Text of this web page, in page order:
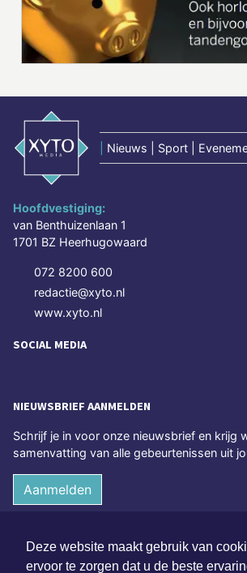
Deze website maakt gebruik van
ervoor te zorgen dat u de beste
Nieuws | Sport |
Hoofdvestiging:
van Benthuizenlaan 1
1701 BZ Heerhugowaard
072 8200 600
redactie@xyto.nl
www.xyto.nl
SOCIAL MEDIA
NIEUWSBRIEF AANMELDEN
Schrijf je in voor onze nieuwsbrief en krijg
samenvatting van alle gebeurtenissen uit
Aanmelden